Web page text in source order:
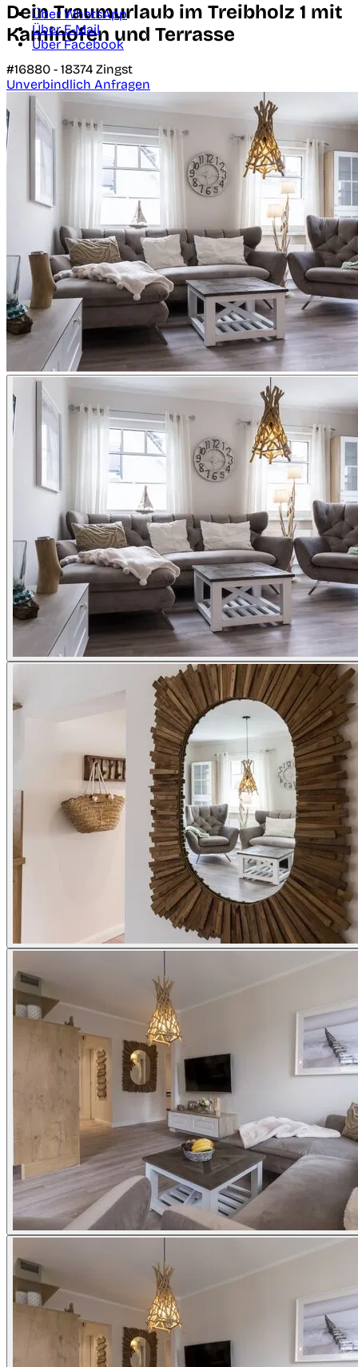
Über WhatsApp
Über E-Mail
Über Facebook
Dein Traumurlaub im Treibholz 1 mit
Kaminofen und Terrasse
#16880 - 18374 Zingst
Unverbindlich Anfragen